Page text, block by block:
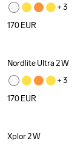
+ 3
170EUR
Nordlite Ultra 2 W
+ 3
170EUR
Outlet
Xplor 2 W